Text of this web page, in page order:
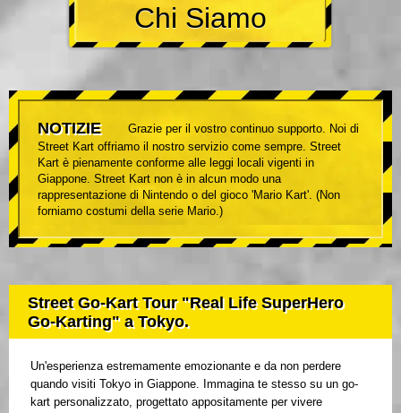
Chi Siamo
NOTIZIE
Grazie per il vostro continuo supporto. Noi di
Street Kart offriamo il nostro servizio come sempre. Street
Kart è pienamente conforme alle leggi locali vigenti in
Giappone. Street Kart non è in alcun modo una
rappresentazione di Nintendo o del gioco 'Mario Kart'. (Non
forniamo costumi della serie Mario.)
Street Go-Kart Tour "Real Life SuperHero
Go-Karting" a Tokyo.
Un'esperienza estremamente emozionante e da non perdere
quando visiti Tokyo in Giappone. Immagina te stesso su un go-
kart personalizzato, progettato appositamente per vivere